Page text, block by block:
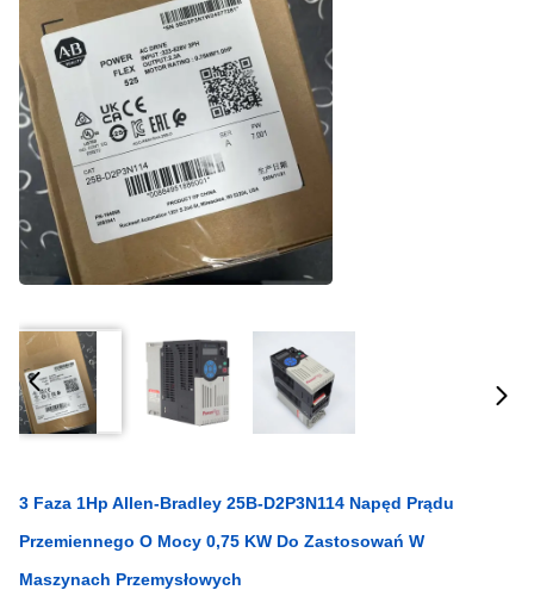
3 Faza 1Hp Allen-Bradley 25B-D2P3N114 Napęd Prądu
Przemiennego O Mocy 0,75 KW Do Zastosowań W
Maszynach Przemysłowych